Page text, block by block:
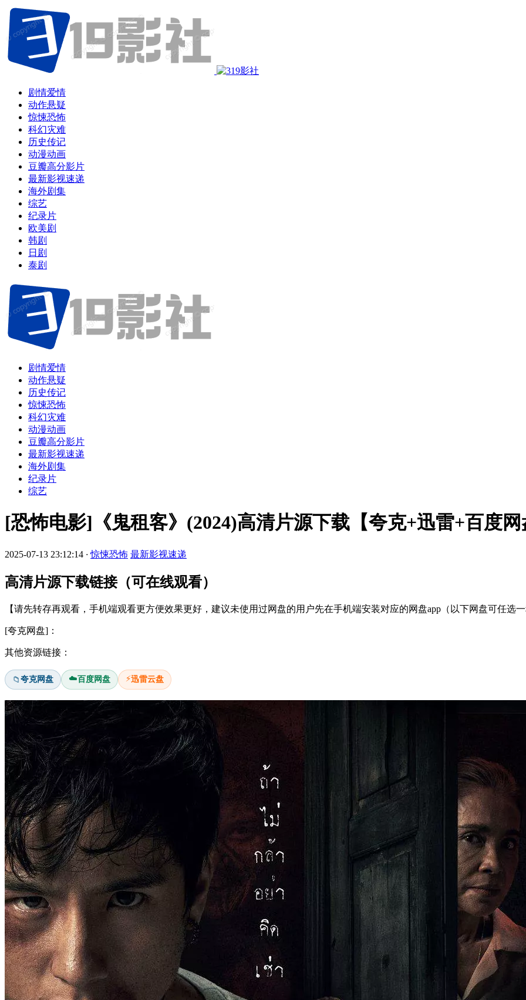
剧情爱情
动作悬疑
惊悚恐怖
科幻灾难
历史传记
动漫动画
豆瓣高分影片
最新影视速递
海外剧集
综艺
纪录片
欧美剧
韩剧
日剧
泰剧
剧情爱情
动作悬疑
历史传记
惊悚恐怖
科幻灾难
动漫动画
豆瓣高分影片
最新影视速递
海外剧集
纪录片
综艺
[恐怖电影]《鬼租客》(2024)高清片源下载【夸克+迅雷+百度网
2025-07-13 23:12:14 · 惊悚恐怖 最新影视速递
高清片源下载链接（可在线观看）
【请先转存再观看，手机端观看更方便效果更好，建议未使用过网盘的用户先在手机端安装对应的网盘app（以下网盘可任选
[夸克网盘]：
其他资源链接：
📁夸克网盘 ☁️百度网盘 ⚡迅雷云盘